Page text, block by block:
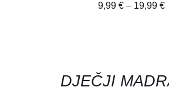
9,99 € – 19,99 €
DJEČJI